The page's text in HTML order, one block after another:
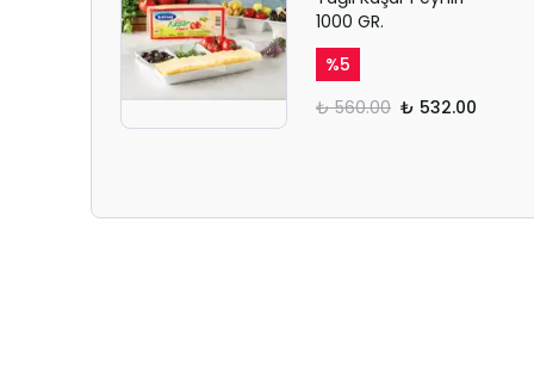
1000 GR.
%5
₺ 560.00 ₺ 532.00